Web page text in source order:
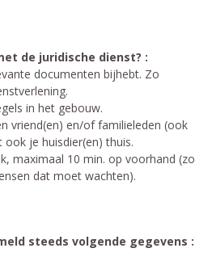
de juridische dienst? :
documenten bijhebt. Zo
in het gebouw.
vriend(en) en/of familieleden (ook
ook je huisdier(en) thuis.
maximaal 10 min. op voorhand (zo
dat moet wachten).
steeds volgende gegevens :